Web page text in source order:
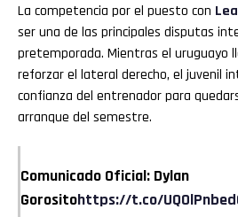
La competencia por el puesto con
ser una de las principales disputas
pretemporada. Mientras el uruguayo
reforzar el lateral derecho, el juvenil
confianza del entrenador para
arranque del semestre.
Comunicado Oficial: Dylan
Gorositohttps://t.co/